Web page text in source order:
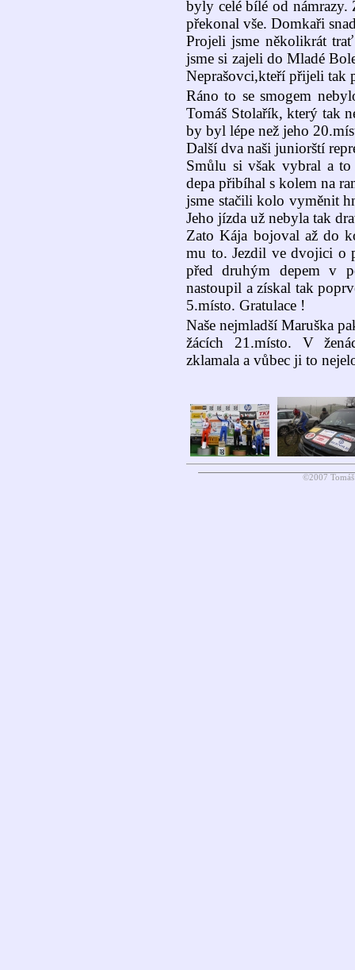
byly celé bílé od námrazy.
překonal vše. Domkaři
Projeli jsme několikrát
jsme si zajeli do Mladé
Neprašovci,kteří přijeli tak
Ráno to se smogem
Tomáš Stolařík, který tak
by byl lépe než jeho
Další dva naši juniorští
Smůlu si však vybral a
depa přibíhal s kolem na
jsme stačili kolo vyměnit
Jeho jízda už nebyla tak
Zato Kája bojoval až do
mu to. Jezdil ve dvojici o
před druhým depem v
nastoupil a získal tak
5.místo. Gratulace !
Naše nejmladší Maruška
žácích 21.místo. V
zklamala a vůbec ji to
©2007